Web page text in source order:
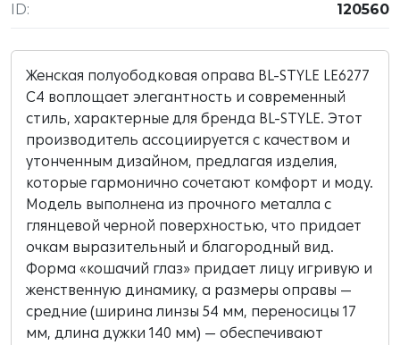
ID: 120560
Женская полуободковая оправа BL-STYLE LE6277
C4 воплощает элегантность и современный
стиль, характерные для бренда BL-STYLE. Этот
производитель ассоциируется с качеством и
утонченным дизайном, предлагая изделия,
которые гармонично сочетают комфорт и моду.
Модель выполнена из прочного металла с
глянцевой черной поверхностью, что придает
очкам выразительный и благородный вид.
Форма «кошачий глаз» придает лицу игривую и
женственную динамику, а размеры оправы —
средние (ширина линзы 54 мм, переносицы 17
мм, длина дужки 140 мм) — обеспечивают